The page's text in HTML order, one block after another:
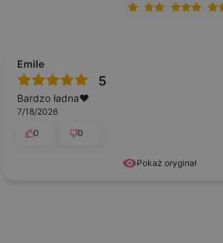
Pokaż oryginał
Emile
5
Bardzo ładna❤️
7/18/2026
0
0